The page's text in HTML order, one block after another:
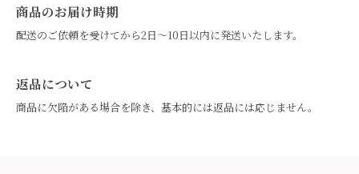
商品のお届け時期
配送のご依頼を受けてから2日～10日以内に発送いたします。
返品について
商品に欠陥がある場合を除き、基本的には返品には応じません。